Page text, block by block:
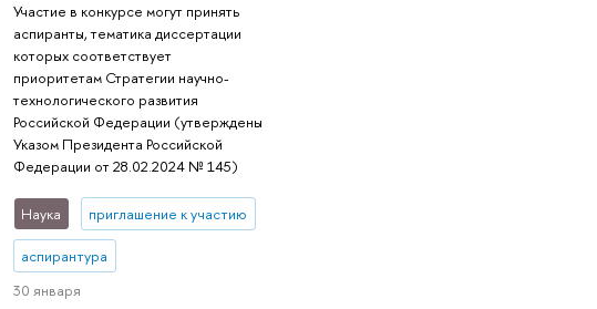
Участие в конкурсе могут принять
аспиранты, тематика диссертации
которых соответствует
приоритетам Стратегии научно-
технологического развития
Российской Федерации (утверждены
Указом Президента Российской
Федерации от 28.02.2024 № 145)
Наука приглашение к участию
аспирантура
30 января